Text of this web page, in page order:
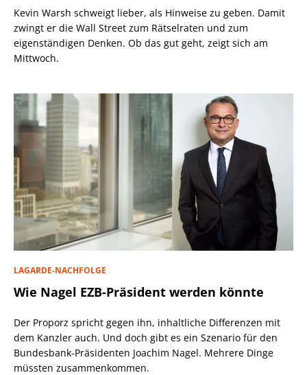
Kevin Warsh schweigt lieber, als Hinweise zu geben. Damit
zwingt er die Wall Street zum Rätselraten und zum
eigenständigen Denken. Ob das gut geht, zeigt sich am
Mittwoch.
LAGARDE-NACHFOLGE
Wie Nagel EZB-Präsident werden könnte
Der Proporz spricht gegen ihn, inhaltliche Differenzen mit
dem Kanzler auch. Und doch gibt es ein Szenario für den
Bundesbank-Präsidenten Joachim Nagel. Mehrere Dinge
müssten zusammenkommen.